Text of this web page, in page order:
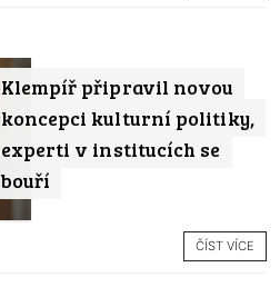
Klempíř připravil novou
koncepci kulturní politiky,
experti v institucích se
bouří
ČÍST VÍCE